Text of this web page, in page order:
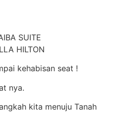
SUITE
HILTON
kehabisan seat !
nya.
kita menuju Tanah